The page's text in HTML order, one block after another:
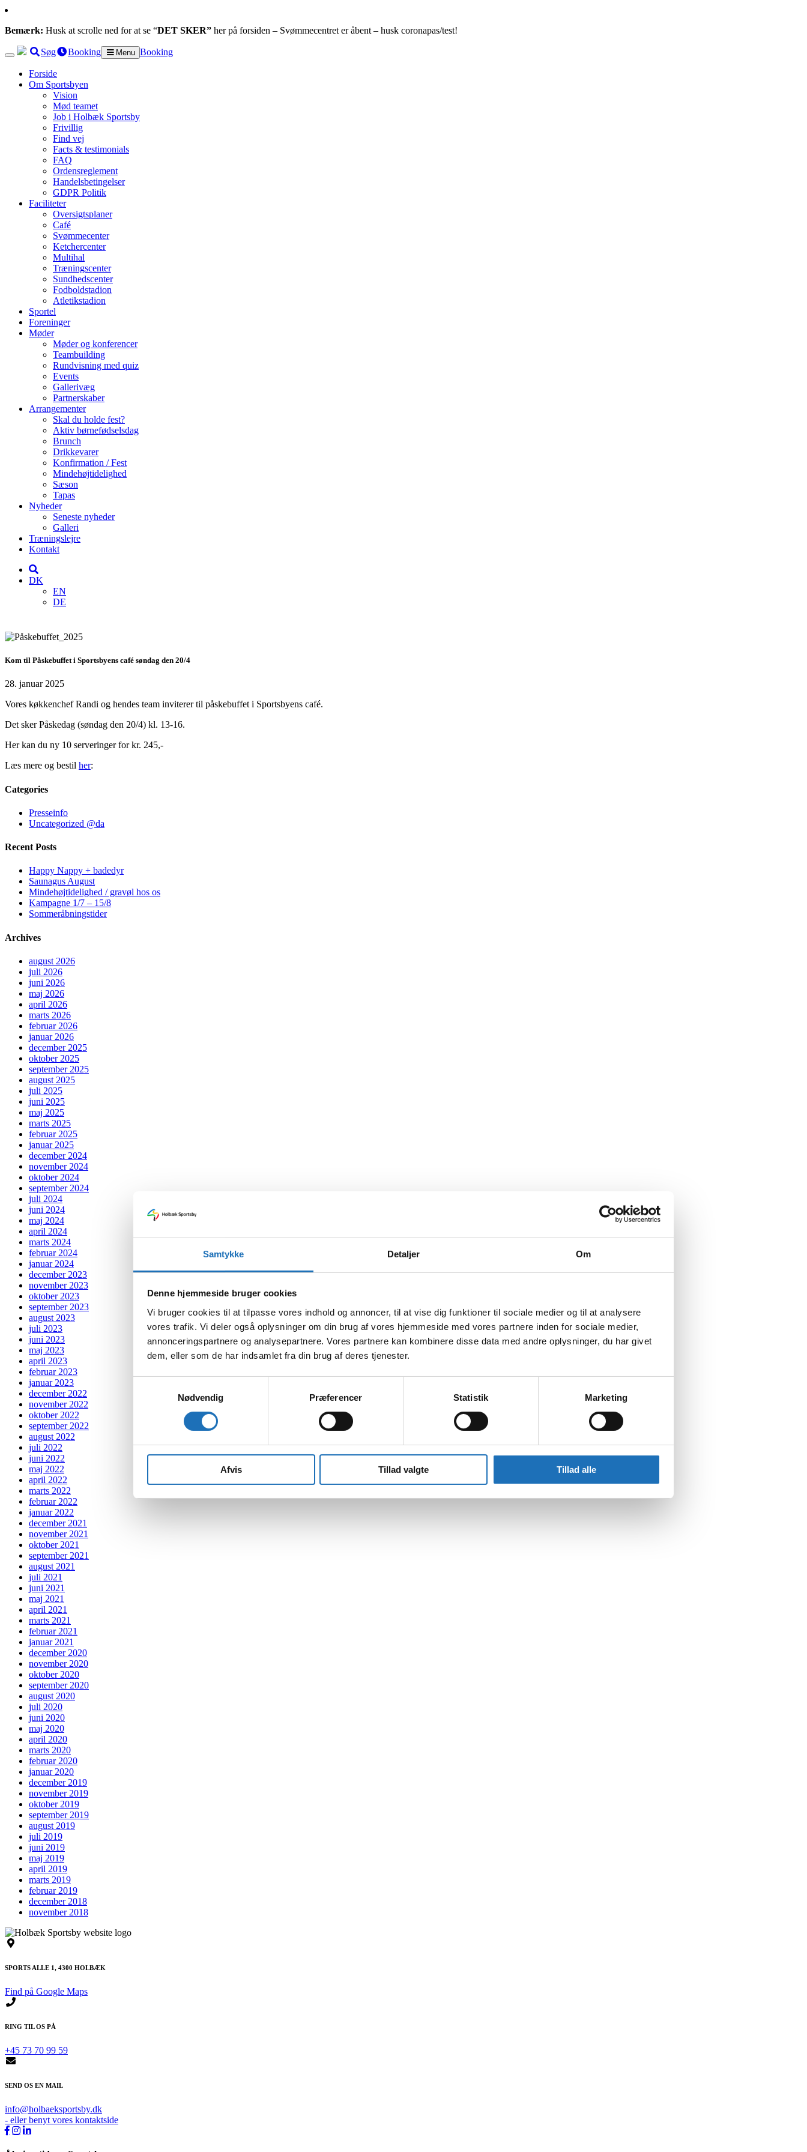
Samtykke Detaljer Om
Denne hjemmeside bruger cookies
Vi bruger cookies til at tilpasse vores indhold og annoncer, til at vise dig funktioner til sociale medier og til at analysere
vores trafik. Vi deler også oplysninger om din brug af vores hjemmeside med vores partnere inden for sociale medier,
annonceringspartnere og analysepartnere. Vores partnere kan kombinere disse data med andre oplysninger, du har givet
dem, eller som de har indsamlet fra din brug af deres tjenester.
Nødvendig
Præferencer Statistik Marketing
Afvis Tillad valgte Tillad alle
Bemærk: Husk at scrolle ned for at se “DET SKER” her på forsiden – Svømmecentret er åbent – husk coronapas/test!
Søg Booking Menu Booking
Forside
Om Sportsbyen
Vision
Mød teamet
Job i Holbæk Sportsby
Frivillig
Find vej
Facts & testimonials
FAQ
Ordensreglement
Handelsbetingelser
GDPR Politik
Faciliteter
Oversigtsplaner
Café
Svømmecenter
Ketchercenter
Multihal
Træningscenter
Sundhedscenter
Fodboldstadion
Atletikstadion
Sportel
Foreninger
Møder
Møder og konferencer
Teambuilding
Rundvisning med quiz
Events
Gallerivæg
Partnerskaber
Arrangementer
Skal du holde fest?
Aktiv børnefødselsdag
Brunch
Drikkevarer
Konfirmation / Fest
Mindehøjtidelighed
Sæson
Tapas
Nyheder
Seneste nyheder
Galleri
Træningslejre
Kontakt
DK
EN
DE
Kom til Påskebuffet i Sportsbyens café søndag den 20/4
28. januar 2025
Vores køkkenchef Randi og hendes team inviterer til påskebuffet i Sportsbyens café.
Det sker Påskedag (søndag den 20/4) kl. 13-16.
Her kan du ny 10 serveringer for kr. 245,-
Læs mere og bestil her:
Categories
Presseinfo
Uncategorized @da
Recent Posts
Happy Nappy + badedyr
Saunagus August
Mindehøjtidelighed / gravøl hos os
Kampagne 1/7 – 15/8
Sommeråbningstider
Archives
august 2026
juli 2026
juni 2026
maj 2026
april 2026
marts 2026
februar 2026
januar 2026
december 2025
oktober 2025
september 2025
august 2025
juli 2025
juni 2025
maj 2025
marts 2025
februar 2025
januar 2025
december 2024
november 2024
oktober 2024
september 2024
juli 2024
juni 2024
maj 2024
april 2024
marts 2024
februar 2024
januar 2024
december 2023
november 2023
oktober 2023
september 2023
august 2023
juli 2023
juni 2023
maj 2023
april 2023
februar 2023
januar 2023
december 2022
november 2022
oktober 2022
september 2022
august 2022
juli 2022
juni 2022
maj 2022
april 2022
marts 2022
februar 2022
januar 2022
december 2021
november 2021
oktober 2021
september 2021
august 2021
juli 2021
juni 2021
maj 2021
april 2021
marts 2021
februar 2021
januar 2021
december 2020
november 2020
oktober 2020
september 2020
august 2020
juli 2020
juni 2020
maj 2020
april 2020
marts 2020
februar 2020
januar 2020
december 2019
november 2019
oktober 2019
september 2019
august 2019
juli 2019
juni 2019
maj 2019
april 2019
marts 2019
februar 2019
december 2018
november 2018
SPORTS ALLE 1, 4300 HOLBÆK
Find på Google Maps
RING TIL OS PÅ
+45 73 70 99 59
SEND OS EN MAIL
info@holbaeksportsby.dk
- eller benyt vores kontaktside